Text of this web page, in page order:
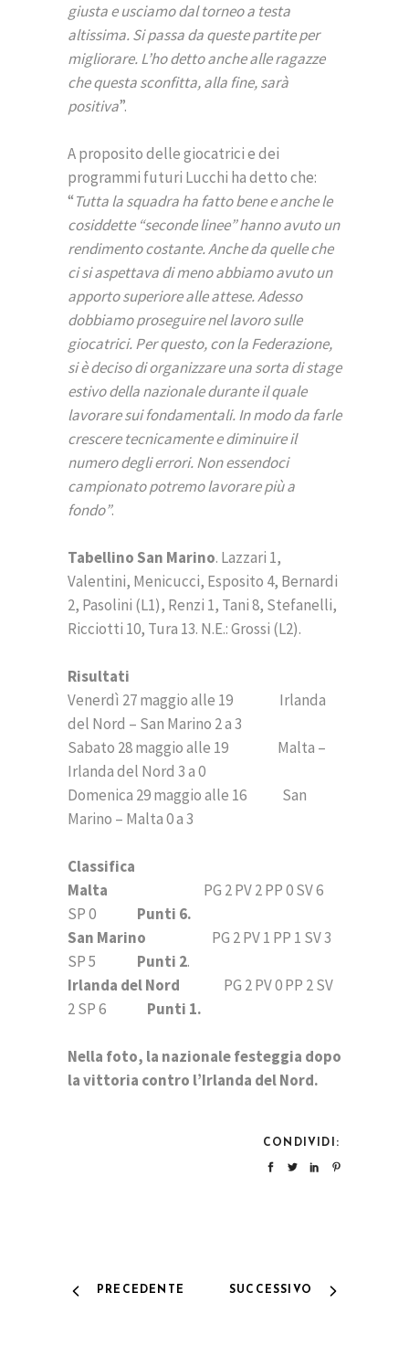
giusta e usciamo dal torneo a testa
altissima. Si passa da queste partite per
migliorare. L’ho detto anche alle ragazze
che questa sconfitta, alla fine, sarà
positiva”.
A proposito delle giocatrici e dei
programmi futuri Lucchi ha detto che:
“Tutta la squadra ha fatto bene e anche le
cosiddette “seconde linee” hanno avuto un
rendimento costante. Anche da quelle che
ci si aspettava di meno abbiamo avuto un
apporto superiore alle attese. Adesso
dobbiamo proseguire nel lavoro sulle
giocatrici. Per questo, con la Federazione,
si è deciso di organizzare una sorta di stage
estivo della nazionale durante il quale
lavorare sui fondamentali. In modo da farle
crescere tecnicamente e diminuire il
numero degli errori. Non essendoci
campionato potremo lavorare più a
fondo”.
Tabellino San Marino. Lazzari 1,
Valentini, Menicucci, Esposito 4, Bernardi
2, Pasolini (L1), Renzi 1, Tani 8, Stefanelli,
Ricciotti 10, Tura 13. N.E.: Grossi (L2).
Risultati
Venerdì 27 maggio alle 19 Irlanda
del Nord – San Marino 2 a 3
Sabato 28 maggio alle 19 Malta –
Irlanda del Nord 3 a 0
Domenica 29 maggio alle 16 San
Marino – Malta 0 a 3
Classifica
Malta PG 2 PV 2 PP 0 SV 6
SP 0 Punti 6.
San Marino PG 2 PV 1 PP 1 SV 3
SP 5 Punti 2.
Irlanda del Nord PG 2 PV 0 PP 2 SV
2 SP 6 Punti 1.
Nella foto, la nazionale festeggia dopo
la vittoria contro l’Irlanda del Nord.
CONDIVIDI:
PRECEDENTE SUCCESSIVO